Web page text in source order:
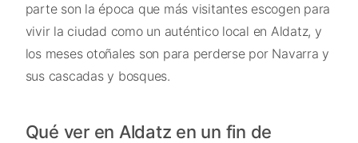
parte son la época que más visitantes escogen para
vivir la ciudad como un auténtico local en Aldatz, y
los meses otoñales son para perderse por Navarra y
sus cascadas y bosques.
Qué ver en Aldatz en un fin de